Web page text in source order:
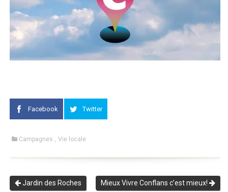
Facebook Twitter
Campagnes ,Vie locale
Jardin des Roches Mieux Vivre Conflans c’est mieux!